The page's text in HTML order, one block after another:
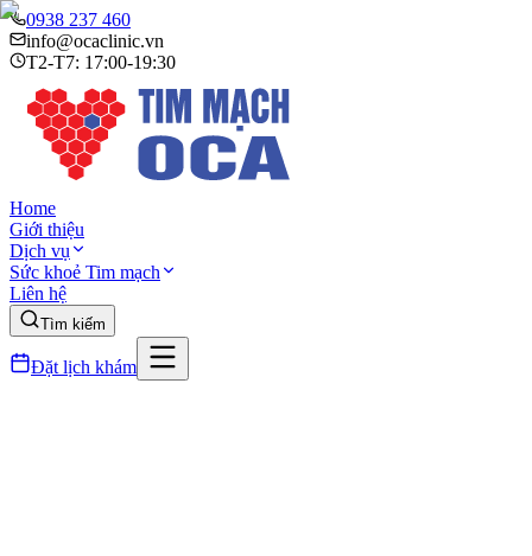
0938 237 460
info@ocaclinic.vn
T2-T7: 17:00-19:30
Home
Giới thiệu
Dịch vụ
Sức khoẻ Tim mạch
Liên hệ
Tìm kiếm
Đặt lịch khám